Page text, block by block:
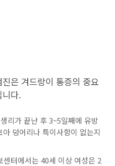
은 겨드랑이 통증의 중요
다.
리가 끝난 후 3~5일째에 유방
덩어리나 특이사항이 없는지
센터에서는 40세 이상 여성은 2